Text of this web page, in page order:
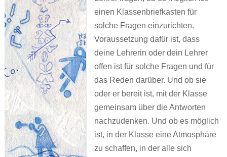
Про ЭТО. Про ЧТО?
العربية
Ronnies Auskunft
Jonas‘ Wollhaut
Renis erste Regel
Schwierige Wörterliste
Persönliches Heft
XYZ
Comic
Briefkasten
Jenny, sieben
Wenn ich groß bin, will ich FRAUlenzen
Die Stadt war nie wach
Atalanta Läufer_in
Dorn
Theaterstücke Lilly Axster
Bildergalerie Christine Aebi
„Teaching gender?“
Über uns
Kontakt
einen Klassenbriefkasten für
solche Fragen einzurichten.
Voraussetzung dafür ist, dass
deine Lehrerin oder dein Lehrer
offen ist für solche Fragen und für
das Reden darüber. Und ob sie
oder er bereit ist, mit der Klasse
gemeinsam über die Antworten
nachzudenken. Und ob es möglich
ist, in der Klasse eine Atmosphäre
zu schaffen, in der alle sich